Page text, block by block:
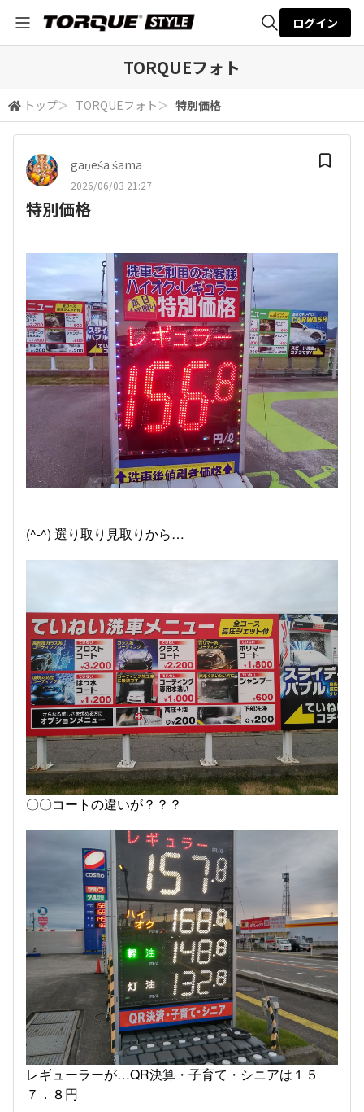
検索
ログイン
TORQUEフォト
トップ＞ TORQUEフォト ＞ 特別価格
gaṇeśa śama
2026/06/03 21:27
特別価格
(^-^) 選り取り見取りから…
〇〇コートの違いが？？？
レギューラーが…QR決算・子育て・シニアは１５
７．８円